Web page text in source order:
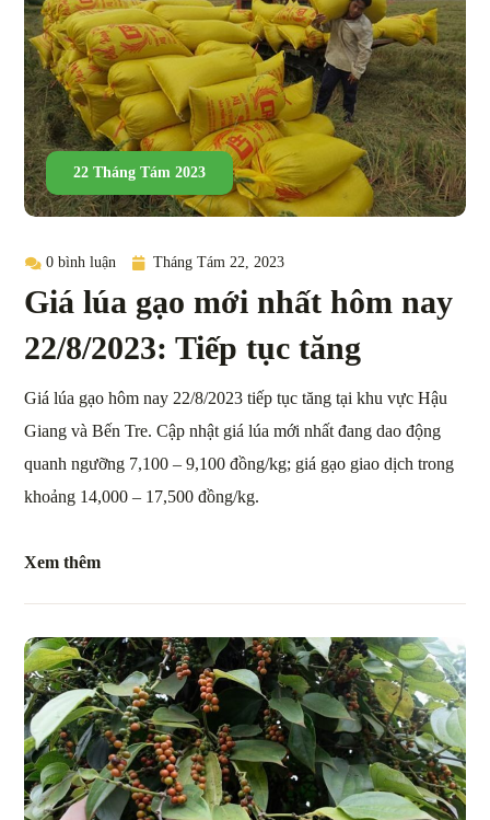
22 Tháng Tám 2023
0 bình luận Tháng Tám 22, 2023
Giá lúa gạo mới nhất hôm nay
22/8/2023: Tiếp tục tăng
Giá lúa gạo hôm nay 22/8/2023 tiếp tục tăng tại khu vực Hậu
Giang và Bến Tre. Cập nhật giá lúa mới nhất đang dao động
quanh ngưỡng 7,100 – 9,100 đồng/kg; giá gạo giao dịch trong
khoảng 14,000 – 17,500 đồng/kg.
Xem thêm